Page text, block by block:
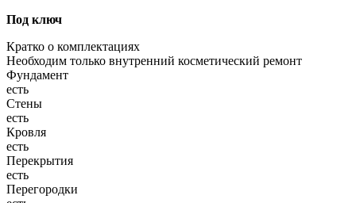
Под ключ
Кратко о комплектациях
Необходим только внутренний косметический ремонт
Фундамент
есть
Стены
есть
Кровля
есть
Перекрытия
есть
Перегородки